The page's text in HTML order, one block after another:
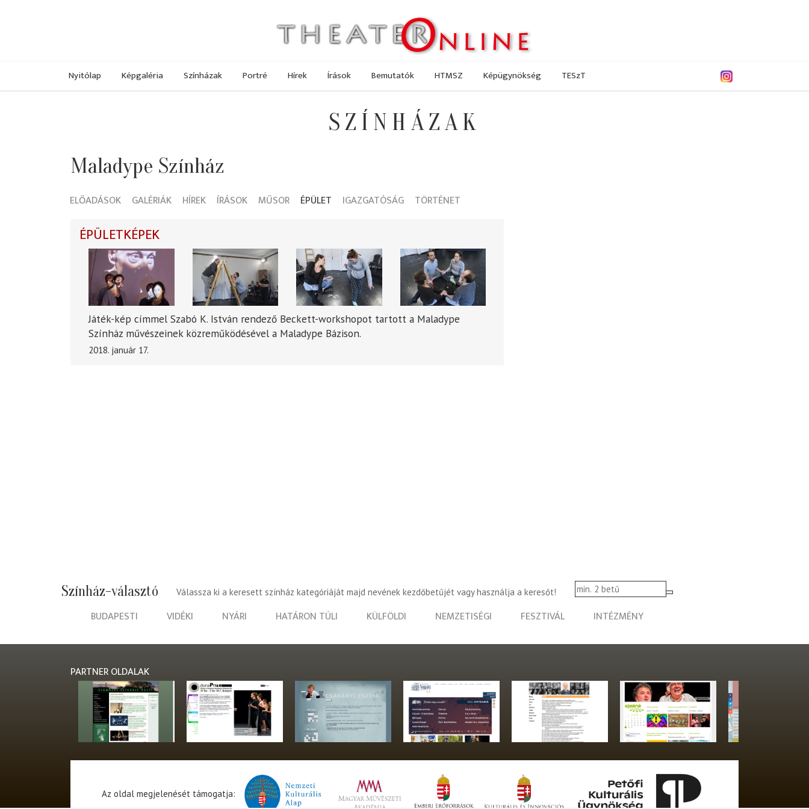
Nyitólap Képgaléria Színházak Portré Hírek Írások Bemutatók HTMSZ Képügynökség TESzT
SZÍNHÁZAK
Maladype Színház
ELŐADÁSOK GALÉRIÁK HÍREK ÍRÁSOK MŰSOR ÉPÜLET IGAZGATÓSÁG TÖRTÉNET
ÉPÜLETKÉPEK
Játék-kép címmel Szabó K. István rendező Beckett-workshopot tartott a Maladype
Színház művészeinek közreműködésével a Maladype Bázison.
2018. január 17.
Színház-választó Válassza ki a keresett színház kategóriáját majd nevének kezdőbetűjét vagy használja a keresőt!
BUDAPESTI VIDÉKI NYÁRI HATÁRON TÚLI KÜLFÖLDI NEMZETISÉGI FESZTIVÁL INTÉZMÉNY
PARTNER OLDALAK
Az oldal megjelenését támogatja: